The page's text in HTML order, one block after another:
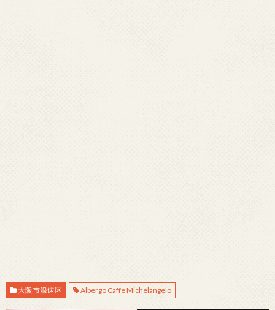
大阪市浪速区 Albergo Caffe Michelangelo